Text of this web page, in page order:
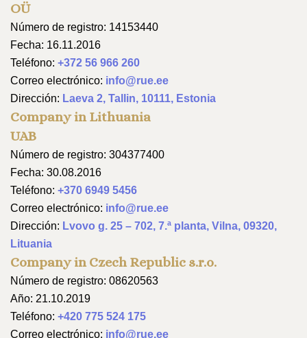
OÜ
Número de registro: 14153440
Fecha: 16.11.2016
Teléfono: +372 56 966 260
Correo electrónico: info@rue.ee
Dirección: Laeva 2, Tallin, 10111, Estonia
Company in Lithuania
UAB
Número de registro: 304377400
Fecha: 30.08.2016
Teléfono: +370 6949 5456
Correo electrónico: info@rue.ee
Dirección: Lvovo g. 25 – 702, 7.ª planta, Vilna, 09320,
Lituania
Company in Czech Republic s.r.o.
Número de registro: 08620563
Año: 21.10.2019
Teléfono: +420 775 524 175
Correo electrónico: info@rue.ee